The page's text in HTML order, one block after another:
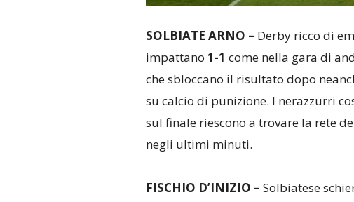
SOLBIATE ARNO – Derby ricco di
impattano 1-1 come nella gara di
che sbloccano il risultato dopo
su calcio di punizione. I nerazzurri
sul finale riescono a trovare la rete
negli ultimi minuti.
FISCHIO D’INIZIO – Solbiatese